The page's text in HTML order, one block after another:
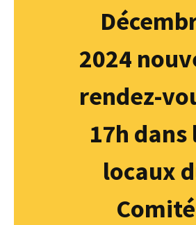
2024
rendez-
17h dans
locaux
Comité